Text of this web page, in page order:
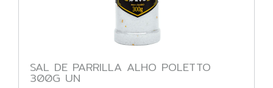
SAL DE PARRILLA ALHO POLETTO
300G UN